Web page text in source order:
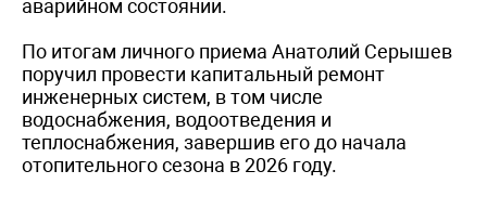
аварийном состоянии.
По итогам личного приема Анатолий Серышев
поручил провести капитальный ремонт
инженерных систем, в том числе
водоснабжения, водоотведения и
теплоснабжения, завершив его до начала
отопительного сезона в 2026 году.